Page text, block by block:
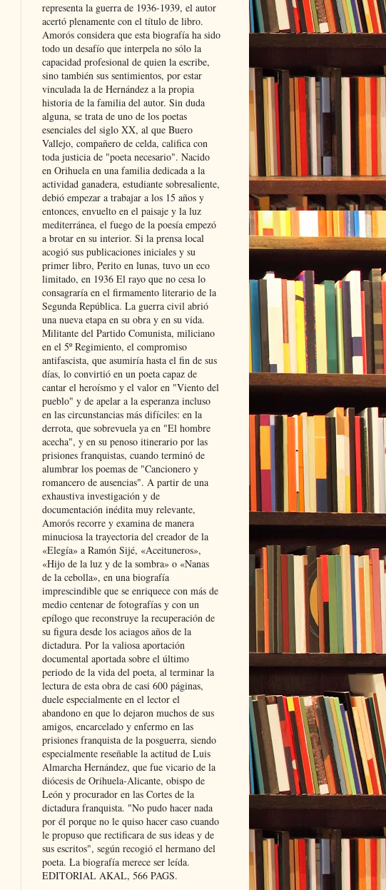
representa la guerra de 1936-1939, el autor
acertó plenamente con el título de libro.
Amorós considera que esta biografía ha sido
todo un desafío que interpela no sólo la
capacidad profesional de quien la escribe,
sino también sus sentimientos, por estar
vinculada la de Hernández a la propia
historia de la familia del autor. Sin duda
alguna, se trata de uno de los poetas
esenciales del siglo XX, al que Buero
Vallejo, compañero de celda, califica con
toda justicia de "poeta necesario". Nacido
en Orihuela en una familia dedicada a la
actividad ganadera, estudiante sobresaliente,
debió empezar a trabajar a los 15 años y
entonces, envuelto en el paisaje y la luz
mediterránea, el fuego de la poesía empezó
a brotar en su interior. Si la prensa local
acogió sus publicaciones iniciales y su
primer libro, Perito en lunas, tuvo un eco
limitado, en 1936 El rayo que no cesa lo
consagraría en el firmamento literario de la
Segunda República. La guerra civil abrió
una nueva etapa en su obra y en su vida.
Militante del Partido Comunista, miliciano
en el 5º Regimiento, el compromiso
antifascista, que asumiría hasta el fin de sus
días, lo convirtió en un poeta capaz de
cantar el heroísmo y el valor en "Viento del
pueblo" y de apelar a la esperanza incluso
en las circunstancias más difíciles: en la
derrota, que sobrevuela ya en "El hombre
acecha", y en su penoso itinerario por las
prisiones franquistas, cuando terminó de
alumbrar los poemas de "Cancionero y
romancero de ausencias". A partir de una
exhaustiva investigación y de
documentación inédita muy relevante,
Amorós recorre y examina de manera
minuciosa la trayectoria del creador de la
«Elegía» a Ramón Sijé, «Aceituneros»,
«Hijo de la luz y de la sombra» o «Nanas
de la cebolla», en una biografía
imprescindible que se enriquece con más de
medio centenar de fotografías y con un
epílogo que reconstruye la recuperación de
su figura desde los aciagos años de la
dictadura. Por la valiosa aportación
documental aportada sobre el último
periodo de la vida del poeta, al terminar la
lectura de esta obra de casi 600 páginas,
duele especialmente en el lector el
abandono en que lo dejaron muchos de sus
amigos, encarcelado y enfermo en las
prisiones franquista de la posguerra, siendo
especialmente reseñable la actitud de Luis
Almarcha Hernández, que fue vicario de la
diócesis de Orihuela-Alicante, obispo de
León y procurador en las Cortes de la
dictadura franquista. "No pudo hacer nada
por él porque no le quiso hacer caso cuando
le propuso que rectificara de sus ideas y de
sus escritos", según recogió el hermano del
poeta. La biografía merece ser leída.
EDITORIAL AKAL, 566 PAGS.